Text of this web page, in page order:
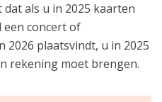
als u in 2025 kaarten
concert of
plaatsvindt, u in 2025
rekening moet brengen.